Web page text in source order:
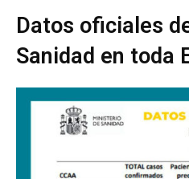
Datos oficiales
Sanidad en toda